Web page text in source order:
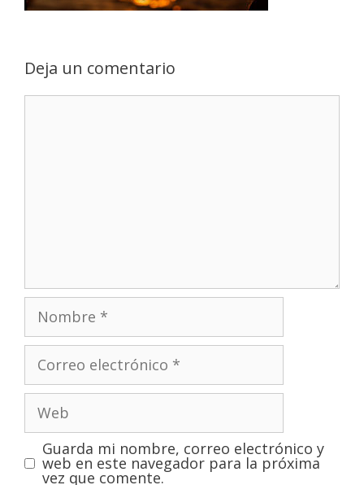
Deja un comentario
Guarda mi nombre, correo electrónico y
web en este navegador para la próxima
vez que comente.